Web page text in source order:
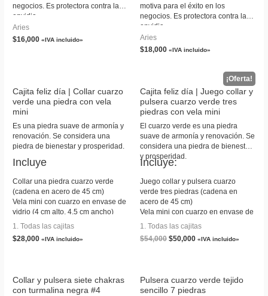
negocios. Es protectora contra la
envidia.
Aries
$16,000 «IVA incluido»
motiva para el éxito en los
negocios. Es protectora contra la
envidia.
Aries
$18,000 «IVA incluido»
Cajita feliz día | Collar cuarzo
verde una piedra con vela
mini
Es una piedra suave de armonía y
renovación. Se considera una
piedra de bienestar y prosperidad.
Incluye
Collar una piedra cuarzo verde
(cadena en acero de 45 cm)
Vela mini con cuarzo en envase de
vidrio (4 cm alto, 4.5 cm ancho)
Tarjeta personalizada
Caja de cartón
1. Todas las cajitas
$28,000 «IVA incluido»
Cajita feliz día | Juego collar y
pulsera cuarzo verde tres
piedras con vela mini
El cuarzo verde es una piedra
suave de armonía y renovación. Se
considera una piedra de bienestar
y prosperidad.
Incluye:
Juego collar y pulsera cuarzo
verde tres piedras (cadena en
acero de 45 cm)
Vela mini con cuarzo en envase de
vidrio (4 cm alto, 4.5 cm ancho)
Tarjeta personalizada
Caja de cartón
1. Todas las cajitas
$54,000 $50,000 «IVA incluido»
Collar y pulsera siete chakras
con turmalina negra #4
Pulsera cuarzo verde tejido
sencillo 7 piedras